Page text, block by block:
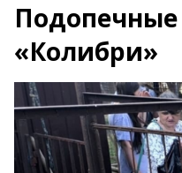
Подопечные
«Колибри»